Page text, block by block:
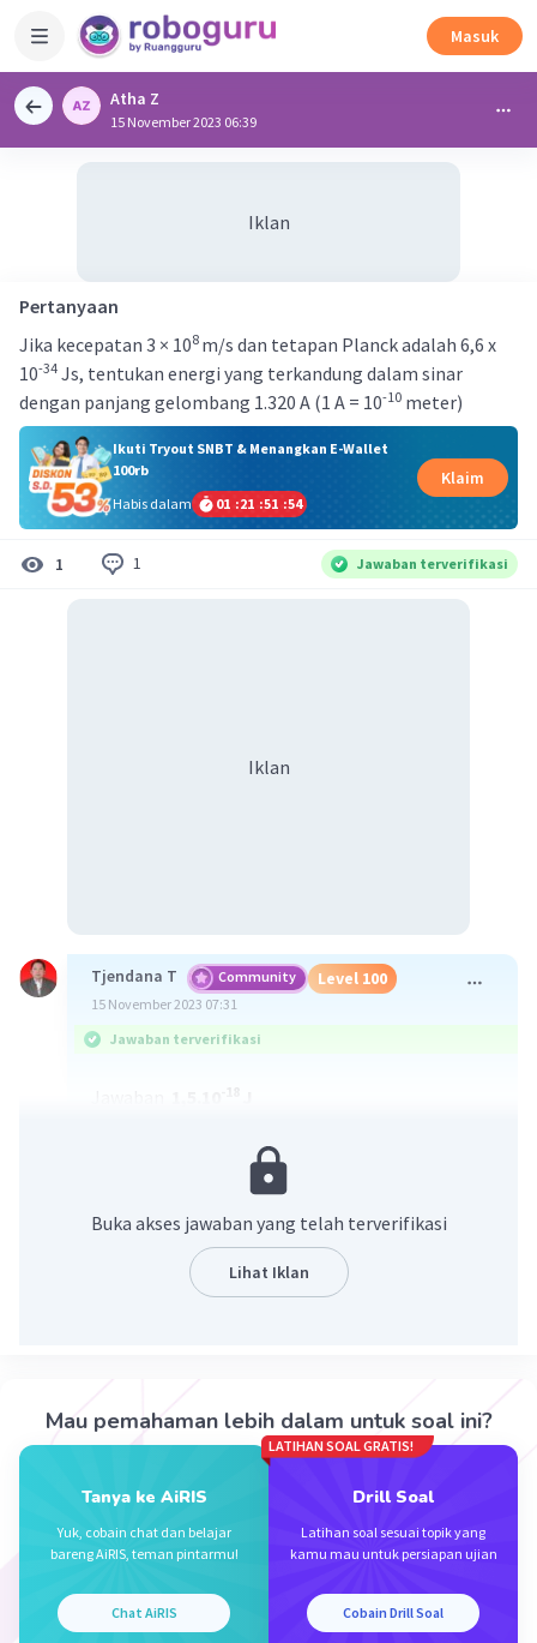
Masuk
Atha Z
15 November 2023 06:39
Iklan
Pertanyaan
Jika kecepatan 3 × 108 m/s dan tetapan Planck adalah 6,6 x
10-34 Js, tentukan energi yang terkandung dalam sinar
dengan panjang gelombang 1.320 A (1 A = 10-10 meter)
Ikuti Tryout SNBT & Menangkan E-Wallet
100rb
Habis dalam
01 :21 :51 :54
Klaim
1 1 Jawaban terverifikasi
Iklan
Tjendana T Community Level 100
15 November 2023 07:31
Jawaban terverifikasi
= 6,6.10
× 3.10⁠⁠⁠⁠⁠⁠⁠
-18 J
0.0(0) Balas
Buka akses jawaban yang telah terverifikasi
Lihat Iklan
Mau pemahaman lebih dalam untuk soal ini?
Tanya ke AiRIS
Yuk, cobain chat dan belajar
bareng AiRIS, teman pintarmu!
Chat AiRIS
LATIHAN SOAL GRATIS!
Drill Soal
Latihan soal sesuai topik yang
kamu mau untuk persiapan ujian
Cobain Drill Soal